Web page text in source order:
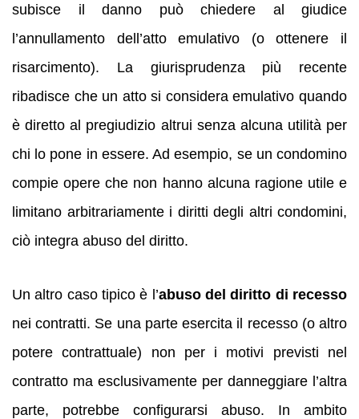
subisce il danno può chiedere al giudice
l’annullamento dell’atto emulativo (o ottenere il
risarcimento). La giurisprudenza più recente
ribadisce che un atto si considera emulativo quando
è diretto al pregiudizio altrui senza alcuna utilità per
chi lo pone in essere. Ad esempio, se un condomino
compie opere che non hanno alcuna ragione utile e
limitano arbitrariamente i diritti degli altri condomini,
ciò integra abuso del diritto.
Un altro caso tipico è l’abuso del diritto di recesso
nei contratti. Se una parte esercita il recesso (o altro
potere contrattuale) non per i motivi previsti nel
contratto ma esclusivamente per danneggiare l’altra
parte, potrebbe configurarsi abuso. In ambito